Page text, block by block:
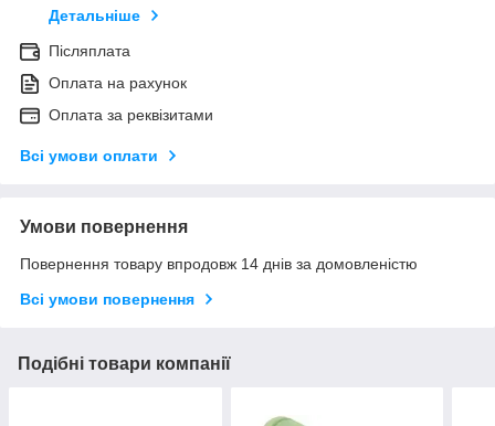
Детальніше
Післяплата
Оплата на рахунок
Оплата за реквізитами
Всі умови оплати
Умови повернення
Повернення товару впродовж 14 днів за домовленістю
Всі умови повернення
Подібні товари компанії